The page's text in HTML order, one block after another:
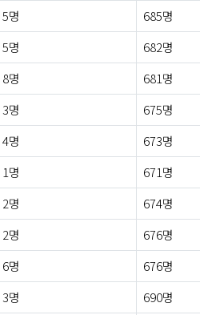
5명
685명
5명
682명
8명
681명
3명
675명
4명
673명
1명
671명
2명
674명
2명
676명
6명
676명
3명
690명